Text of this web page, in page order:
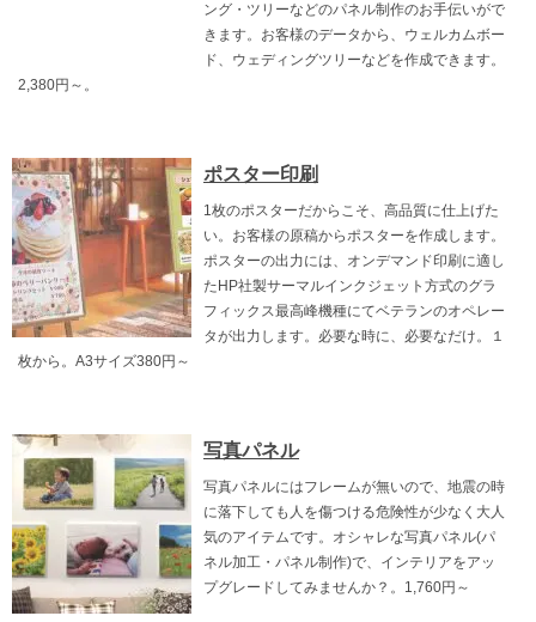
ング・ツリーなどのパネル制作のお手伝いがで
きます。お客様のデータから、ウェルカムボー
ド、ウェディングツリーなどを作成できます。
2,380円～。
ポスター印刷
1枚のポスターだからこそ、高品質に仕上げた
い。お客様の原稿からポスターを作成します。
ポスターの出力には、オンデマンド印刷に適し
たHP社製サーマルインクジェット方式のグラ
フィックス最高峰機種にてベテランのオペレー
タが出力します。必要な時に、必要なだけ。１
枚から。A3サイズ380円～
写真パネル
写真パネルにはフレームが無いので、地震の時
に落下しても人を傷つける危険性が少なく大人
気のアイテムです。オシャレな写真パネル(パ
ネル加工・パネル制作)で、インテリアをアッ
プグレードしてみませんか？。1,760円～